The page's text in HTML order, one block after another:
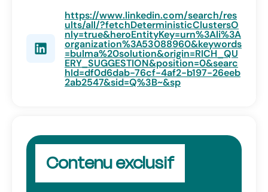
https://www.linkedin.com/search/res
ults/all/?fetchDeterministicClustersO
nly=true&heroEntityKey=urn%3Ali%3A
organization%3A53088960&keywords
=bulma%20solution&origin=RICH_QU
ERY_SUGGESTION&position=0&searc
hId=df0d6dab-76cf-4af2-b197-26eeb
2ab2547&sid=Q%3B~&sp
Contenu exclusif